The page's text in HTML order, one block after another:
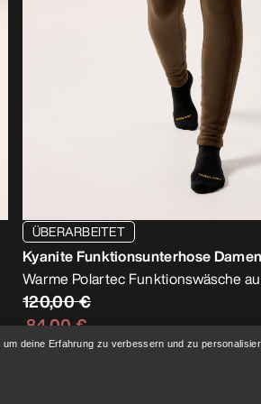
ÜBERARBEITET
Kyanite Funktionsunterhose Damen
Warme Polartec Funktionswäsche
120,00 €
84,00 €
deine Erfahrung zu verbessern und zu